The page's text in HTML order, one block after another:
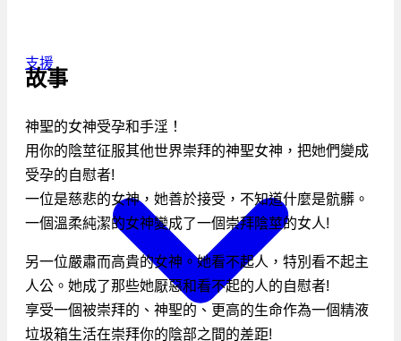
支援
故事
神聖的女神受孕和手淫！
用你的陰莖征服其他世界崇拜的神聖女神，把她們變成
受孕的自慰者!
一位是慈悲的女神，她善於接受，不知道什麼是骯髒。
一個溫柔純潔的女神變成了一個崇拜陰莖的女人!
另一位嚴肅而高貴的女神。她看不起人，特別看不起主
人公。她成了那些她厭惡和看不起的人的自慰者!
享受一個被崇拜的、神聖的、更高的生命作為一個精液
垃圾箱生活在崇拜你的陰部之間的差距!